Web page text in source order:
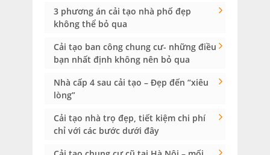
3 phương án cải tạo nhà phố đẹp
không thể bỏ qua
Cải tạo ban công chung cư- những điều
bạn nhất định không nên bỏ qua
Nhà cấp 4 sau cải tạo – Đẹp đến “xiêu
lòng”
Cải tạo nhà trọ đẹp, tiết kiệm chi phí
chỉ với các bước dưới đây